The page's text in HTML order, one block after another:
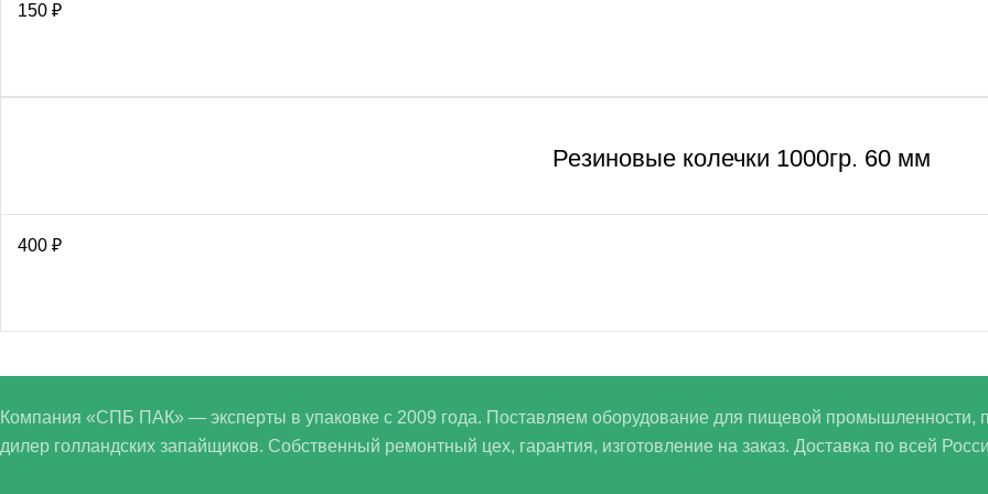
150 ₽
Резиновые колечки 1000гр. 60 мм
400 ₽
Компания «СПБ ПАК» — эксперты в упаковке с 2009 года. Поставляем оборудование для пищевой промышленности,
дилер голландских запайщиков. Собственный ремонтный цех, гарантия, изготовление на заказ. Доставка по всей